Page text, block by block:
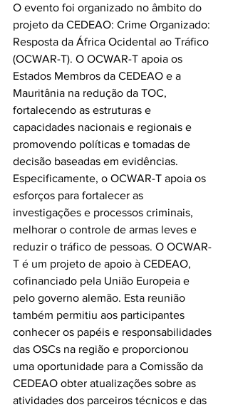
O evento foi organizado no âmbito do
projeto da CEDEAO: Crime Organizado:
Resposta da África Ocidental ao Tráfico
(OCWAR-T). O OCWAR-T apoia os
Estados Membros da CEDEAO e a
Mauritânia na redução da TOC,
fortalecendo as estruturas e
capacidades nacionais e regionais e
promovendo políticas e tomadas de
decisão baseadas em evidências.
Especificamente, o OCWAR-T apoia os
esforços para fortalecer as
investigações e processos criminais,
melhorar o controle de armas leves e
reduzir o tráfico de pessoas. O OCWAR-
T é um projeto de apoio à CEDEAO,
cofinanciado pela União Europeia e
pelo governo alemão. Esta reunião
também permitiu aos participantes
conhecer os papéis e responsabilidades
das OSCs na região e proporcionou
uma oportunidade para a Comissão da
CEDEAO obter atualizações sobre as
atividades dos parceiros técnicos e das